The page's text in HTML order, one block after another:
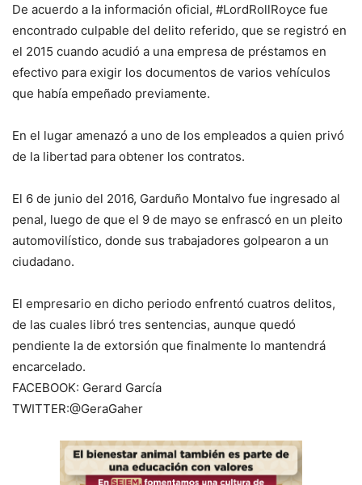
De acuerdo a la información oficial, #LordRollRoyce fue
encontrado culpable del delito referido, que se registró en
el 2015 cuando acudió a una empresa de préstamos en
efectivo para exigir los documentos de varios vehículos
que había empeñado previamente.
En el lugar amenazó a uno de los empleados a quien privó
de la libertad para obtener los contratos.
El 6 de junio del 2016, Garduño Montalvo fue ingresado al
penal, luego de que el 9 de mayo se enfrascó en un pleito
automovilístico, donde sus trabajadores golpearon a un
ciudadano.
El empresario en dicho periodo enfrentó cuatros delitos,
de las cuales libró tres sentencias, aunque quedó
pendiente la de extorsión que finalmente lo mantendrá
encarcelado.
FACEBOOK: Gerard García
TWITTER:@GeraGaher